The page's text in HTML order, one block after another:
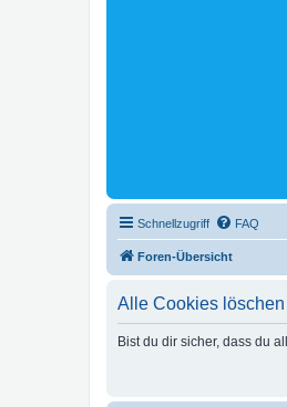
Schnellzugriff FAQ
Foren-Übersicht
Alle Cookies löschen
Bist du dir sicher, dass du